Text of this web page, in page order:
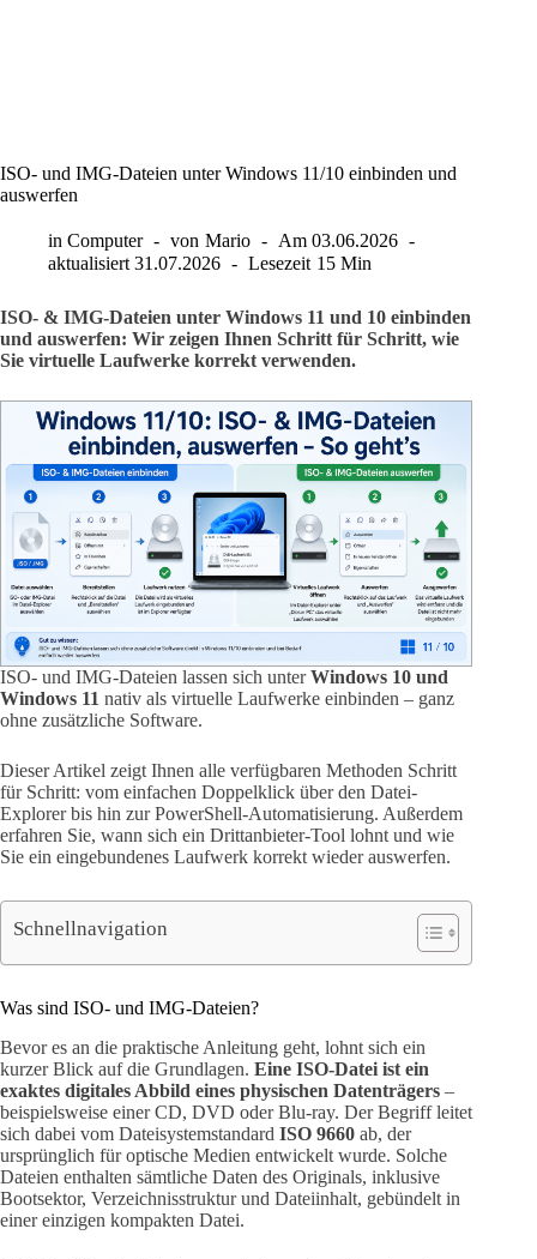
ISO- und IMG-Dateien unter Windows 11/10 einbinden und
auswerfen
in Computer von Mario Am 03.06.2026
aktualisiert 31.07.2026 Lesezeit 15 Min
ISO- & IMG-Dateien unter Windows 11 und 10 einbinden
und auswerfen: Wir zeigen Ihnen Schritt für Schritt, wie
Sie virtuelle Laufwerke korrekt verwenden.
ISO- und IMG-Dateien lassen sich unterWindows 10 und
Windows 11 nativ als virtuelle Laufwerke einbinden – ganz
ohne zusätzliche Software.
Dieser Artikel zeigt Ihnen alle verfügbaren Methoden Schritt
für Schritt: vom einfachen Doppelklick über den Datei-
Explorer bis hin zur PowerShell-Automatisierung. Außerdem
erfahren Sie, wann sich ein Drittanbieter-Tool lohnt und wie
Sie ein eingebundenes Laufwerk korrekt wieder auswerfen.
Schnellnavigation
Was sind ISO- und IMG-Dateien?
Bevor es an die praktische Anleitung geht, lohnt sich ein
kurzer Blick auf die Grundlagen. Eine ISO-Datei ist ein
exaktes digitales Abbild eines physischen Datenträgers –
beispielsweise einer CD, DVD oder Blu-ray. Der Begriff leitet
sich dabei vom Dateisystemstandard ISO 9660 ab, der
ursprünglich für optische Medien entwickelt wurde. Solche
Dateien enthalten sämtliche Daten des Originals, inklusive
Bootsektor, Verzeichnisstruktur und Dateiinhalt, gebündelt in
einer einzigen kompakten Datei.